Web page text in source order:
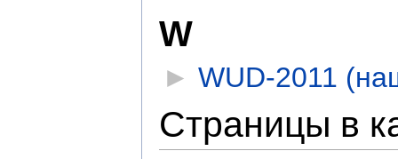
W
►WUD-2011
Страницы в